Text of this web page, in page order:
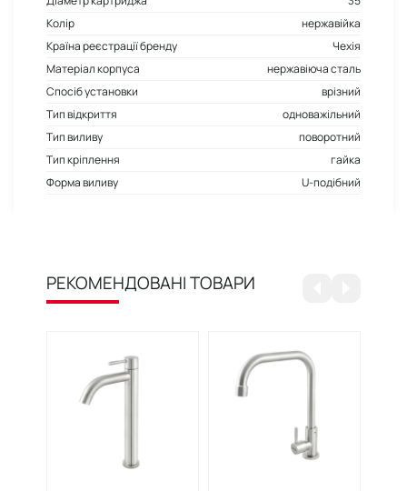
Колір
нержавійка
Країна реєстрації бренду
Чехія
Матеріал корпуса
нержавіюча сталь
Спосіб установки
врізний
Тип відкриття
одноважільний
Тип виливу
поворотний
Тип кріплення
гайка
Форма виливу
U-подібний
РЕКОМЕНДОВАНІ ТОВАРИ